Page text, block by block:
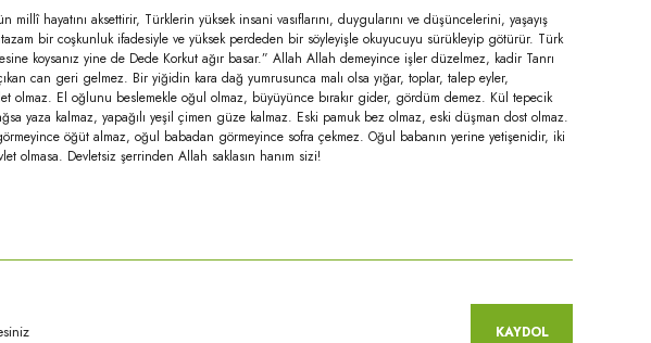
hayatını aksettirir, Türklerin yüksek insani vasıflarını, duygularını ve düşüncelerini, yaşayış
bir coşkunluk ifadesiyle ve yüksek perdeden bir söyleyişle okuyucuyu sürükleyip götürür. Türk
koysanız yine de Dede Korkut ağır basar.” Allah Allah demeyince işler düzelmez, kadir Tanrı
can geri gelmez. Bir yiğidin kara dağ yumrusunca malı olsa yığar, toplar, talep eyler,
olmaz. El oğlunu beslemekle oğul olmaz, büyüyünce bırakır gider, gördüm demez. Kül tepecik
yaza kalmaz, yapağılı yeşil çimen güze kalmaz. Eski pamuk bez olmaz, eski düşman dost olmaz.
görmeyince öğüt almaz, oğul babadan görmeyince sofra çekmez. Oğul babanın yerine yetişenidir, iki
olmasa. Devletsiz şerrinden Allah saklasın hanım sizi!
KAYDOL